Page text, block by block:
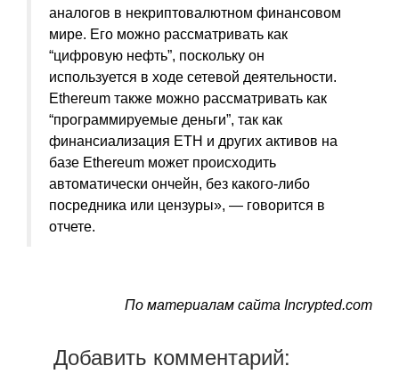
аналогов в некриптовалютном финансовом
мире. Его можно рассматривать как
“цифровую нефть”, поскольку он
используется в ходе сетевой деятельности.
Ethereum также можно рассматривать как
“программируемые деньги”, так как
финансиализация ETH и других активов на
базе Ethereum может происходить
автоматически ончейн, без какого-либо
посредника или цензуры», — говорится в
отчете.
По материалам сайта Incrypted.com
Добавить комментарий: